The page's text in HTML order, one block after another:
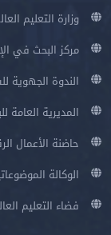
وزارة التعليم
مركز البحث في
الندوة الجهوية
المديرية العامة
حاضنة الأعمال
الوكالة
فضاء التعليم